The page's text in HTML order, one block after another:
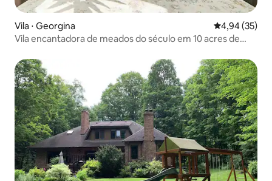
Vila ⋅ Georgina 4,94 de uma
4,94 (35)
Vila encantadora de meados do século em 10 acres de